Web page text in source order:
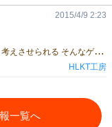
一
目見て、くすっ笑えるけど、 実際にやってみると考えさせられる そんなゲームを作っていけたらなーと思っています
2015/4/9 2:23
HLKT工房
一覧へ